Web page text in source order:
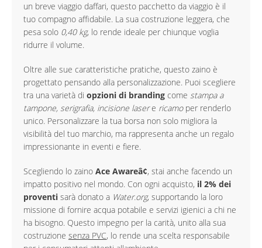
un breve viaggio daffari, questo pacchetto da viaggio è il
tuo compagno affidabile. La sua costruzione leggera, che
pesa solo 0,40 kg, lo rende ideale per chiunque voglia
ridurre il volume.
Oltre alle sue caratteristiche pratiche, questo zaino è
progettato pensando alla personalizzazione. Puoi scegliere
tra una varietà di opzioni di branding come stampa a
tampone, serigrafia, incisione lasere ricamoper renderlo
unico. Personalizzare la tua borsa non solo migliora la
visibilità del tuo marchio, ma rappresenta anche un regalo
impressionante in eventi e fiere.
Scegliendo lo zaino Ace Awareâ¢, stai anche facendo un
impatto positivo nel mondo. Con ogni acquisto, il 2% dei
proventi sarà donato a Water.org, supportando la loro
missione di fornire acqua potabile e servizi igienici a chi ne
ha bisogno. Questo impegno per la carità, unito alla sua
costruzione senza PVC, lo rende una scelta responsabile